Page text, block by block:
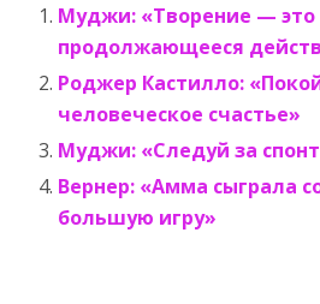
Муджи: «Творение — это
продолжающееся
Роджер Кастилло:
человеческое счастье»
Муджи: «Следуй за
Вернер: «Амма сыграла
большую игру»